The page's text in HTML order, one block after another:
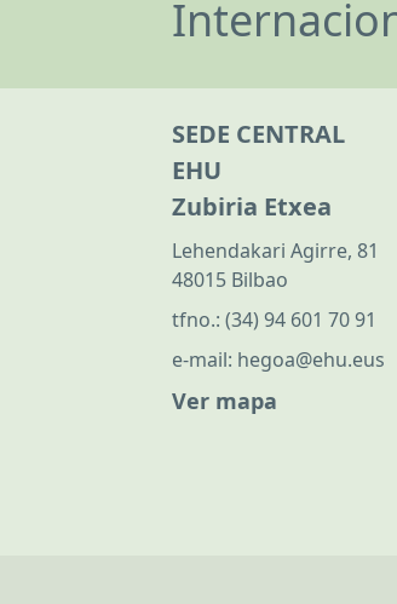
SEDE CENTRAL
EHU
Zubiria Etxea
Lehendakari Agirre, 81
48015 Bilbao
tfno.: (34) 94 601 70 91
e-mail: hegoa@ehu.eus
Ver mapa